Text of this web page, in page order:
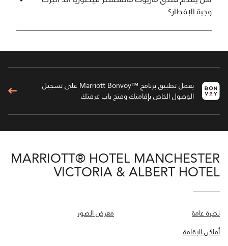
وجبة الإفطار؟
يعمل تطبيق برنامج ™Marriott Bonvoy على تسجيل
الوصول الخاص بإقامتك وفتح باب غرفتك
MARRIOTT® HOTEL MANCHESTER
VICTORIA & ALBERT HOTEL
نظرة عامة
أماكن الإقامة
معرض الصور